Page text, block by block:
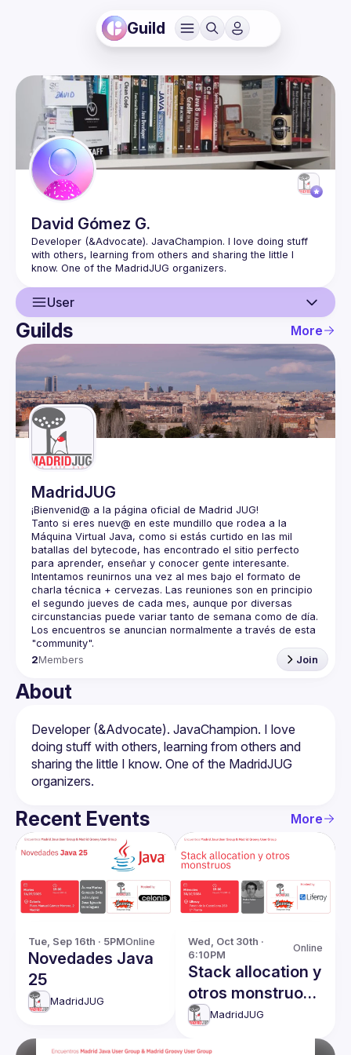
Guild
David Gómez G.
Developer (&Advocate). JavaChampion. I love doing stuff
with others, learning from others and sharing the little I
User
User
Events
Guilds
Guilds More
MadridJUG
Tanto si eres nuev@ en este mundillo que rodea a la
Máquina Virtual Java, como si estás curtido en las mil
batallas del bytecode, has encontrado el sitio perfecto
Intentamos reunirnos una vez al mes bajo el formato de
charla técnica + cervezas. Las reuniones son en principio
el segundo jueves de cada mes, aunque por diversas
circunstancias puede variar tanto de semana como de día.
Los encuentros se anuncian normalmente a través de esta
2Members Join
About
Developer (&Advocate). JavaChampion. I love
doing stuff with others, learning from others and
sharing the little I know. One of the MadridJUG
Recent Events More
Tue, Sep 16th · 5PMOnline
Novedades Java
25
MadridJUG
Wed, Oct 30th ·
6:10PM
Online
Stack allocation y
otros monstruos
[Streaming]
MadridJUG